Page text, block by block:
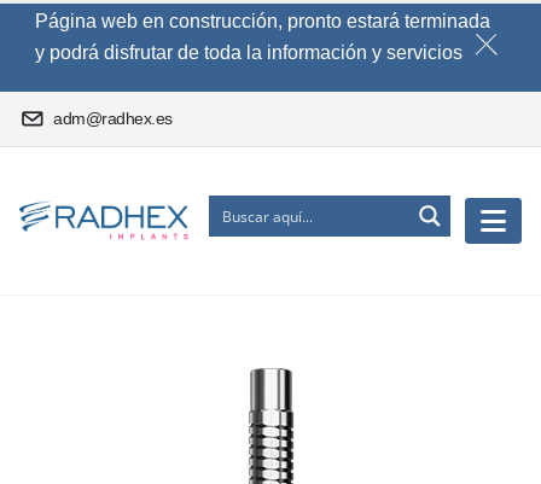
Página web en construcción, pronto estará terminada
y podrá disfrutar de toda la información y servicios
adm@radhex.es